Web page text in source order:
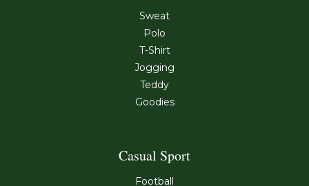
Sweat
Polo
T-Shirt
Jogging
Teddy
Goodies
Casual Sport
Football